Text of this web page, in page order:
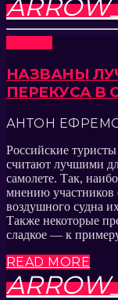
НАЗВАНЫ
ПЕРЕКУСА В
АНТОН
Российские
считают лучшими
самолете. Так,
мнению участников
воздушного судна
Также некоторые
сладкое — к
READ MORE